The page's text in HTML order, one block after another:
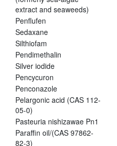
extract and seaweeds)
Penflufen
Sedaxane
Silthiofam
Pendimethalin
Silver iodide
Pencycuron
Penconazole
Pelargonic acid (CAS 112-
05-0)
Pasteuria nishizawae Pn1
Paraffin oil/(CAS 97862-
82-3)